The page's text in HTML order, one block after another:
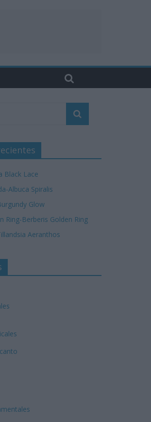
Black Lace
Albuca Spiralis
Glow
Ring-Berberis Golden Ring
Aeranthos